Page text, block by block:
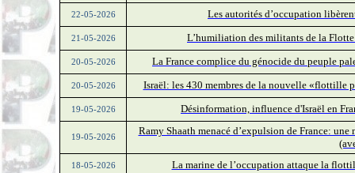
22-05-2026 Les autorités d’occupation
21-05-2026 L’humiliation des militants de la
20-05-2026 La France complice du génocide du peuple
20-05-2026 Israël: les 430 membres de la nouvelle «flottille
19-05-2026 Désinformation, influence d'Israël en
19-05-2026
Ramy Shaath menacé d’expulsion de France:
18-05-2026 La marine de l’occupation attaque la